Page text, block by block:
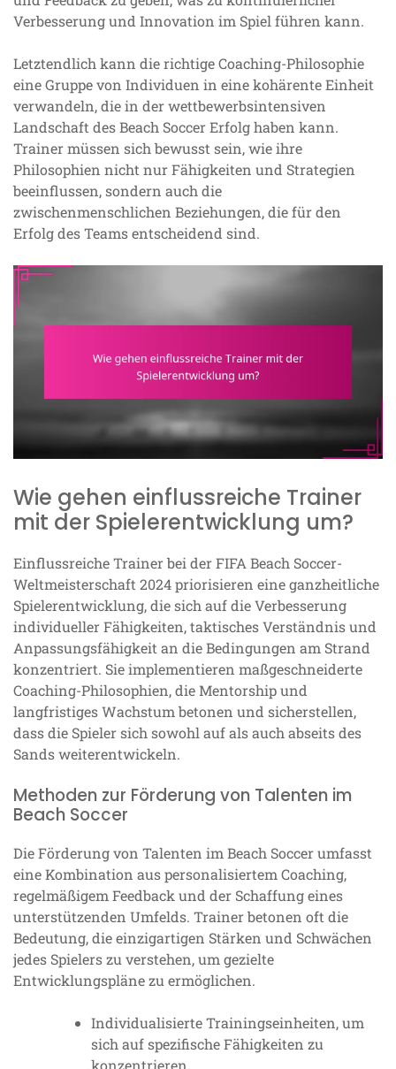
Verbesserung und Innovation im Spiel führen kann.
Letztendlich kann die richtige Coaching-Philosophie
eine Gruppe von Individuen in eine kohärente Einheit
verwandeln, die in der wettbewerbsintensiven
Landschaft des Beach Soccer Erfolg haben kann.
Trainer müssen sich bewusst sein, wie ihre
Philosophien nicht nur Fähigkeiten und Strategien
beeinflussen, sondern auch die
zwischenmenschlichen Beziehungen, die für den
Erfolg des Teams entscheidend sind.
Wie gehen einflussreiche Trainer
mit der Spielerentwicklung um?
Einflussreiche Trainer bei der FIFA Beach Soccer-
Weltmeisterschaft 2024 priorisieren eine ganzheitliche
Spielerentwicklung, die sich auf die Verbesserung
individueller Fähigkeiten, taktisches Verständnis und
Anpassungsfähigkeit an die Bedingungen am Strand
konzentriert. Sie implementieren maßgeschneiderte
Coaching-Philosophien, die Mentorship und
langfristiges Wachstum betonen und sicherstellen,
dass die Spieler sich sowohl auf als auch abseits des
Sands weiterentwickeln.
Methoden zur Förderung von Talenten im
Beach Soccer
Die Förderung von Talenten im Beach Soccer umfasst
eine Kombination aus personalisiertem Coaching,
regelmäßigem Feedback und der Schaffung eines
unterstützenden Umfelds. Trainer betonen oft die
Bedeutung, die einzigartigen Stärken und Schwächen
jedes Spielers zu verstehen, um gezielte
Entwicklungspläne zu ermöglichen.
Individualisierte Trainingseinheiten, um
sich auf spezifische Fähigkeiten zu
konzentrieren.